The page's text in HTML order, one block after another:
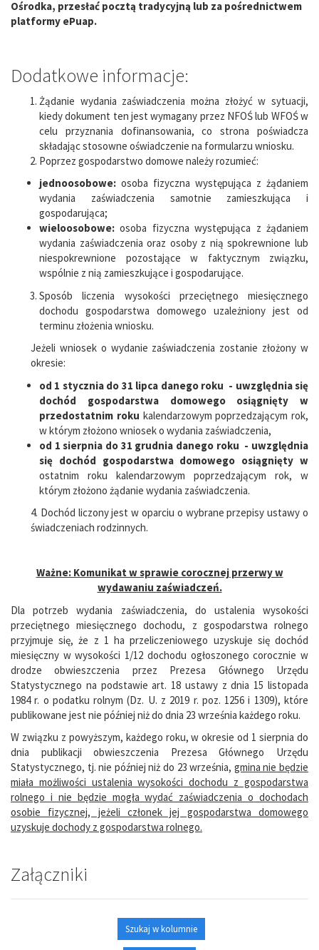
Ośrodka, przesłać pocztą tradycyjną lub za pośrednictwem
platformy ePuap.
Dodatkowe informacje:
Żądanie wydania zaświadczenia można złożyć w sytuacji,
kiedy dokument ten jest wymagany przez NFOŚ lub WFOŚ w
celu przyznania dofinansowania, co strona poświadcza
składając stosowne oświadczenie na formularzu wniosku.
Poprzez gospodarstwo domowe należy rozumieć:
jednoosobowe: osoba fizyczna występująca z żądaniem
wydania zaświadczenia samotnie zamieszkująca i
gospodarująca;
wieloosobowe: osoba fizyczna występująca z żądaniem
wydania zaświadczenia oraz osoby z nią spokrewnione lub
niespokrewnione pozostające w faktycznym związku,
wspólnie z nią zamieszkujące i gospodarujące.
Sposób liczenia wysokości przeciętnego miesięcznego
dochodu gospodarstwa domowego uzależniony jest od
terminu złożenia wniosku.
Jeżeli wniosek o wydanie zaświadczenia zostanie złożony w
okresie:
od 1 stycznia do 31 lipca danego roku - uwzględnia się
dochód gospodarstwa domowego osiągnięty w
przedostatnim roku kalendarzowym poprzedzającym rok,
w którym złożono wniosek o wydania zaświadczenia,
od 1 sierpnia do 31 grudnia danego roku - uwzględnia
się dochód gospodarstwa domowego osiągnięty w
ostatnim roku kalendarzowym poprzedzającym rok, w
którym złożono żądanie wydania zaświadczenia.
4. Dochód liczony jest w oparciu o wybrane przepisy ustawy o
świadczeniach rodzinnych.
Ważne: Komunikat w sprawie corocznej przerwy w
wydawaniu zaświadczeń.
Dla potrzeb wydania zaświadczenia, do ustalenia wysokości
przeciętnego miesięcznego dochodu, z gospodarstwa rolnego
przyjmuje się, że z 1 ha przeliczeniowego uzyskuje się dochód
miesięczny w wysokości 1/12 dochodu ogłoszonego corocznie w
drodze obwieszczenia przez Prezesa Głównego Urzędu
Statystycznego na podstawie art. 18 ustawy z dnia 15 listopada
1984 r. o podatku rolnym (Dz. U. z 2019 r. poz. 1256 i 1309), które
publikowane jest nie później niż do dnia 23 września każdego roku.
W związku z powyższym, każdego roku, w okresie od 1 sierpnia do
dnia publikacji obwieszczenia Prezesa Głównego Urzędu
Statystycznego, tj. nie później niż do 23 września, gmina nie będzie
miała możliwości ustalenia wysokości dochodu z gospodarstwa
rolnego i nie będzie mogła wydać zaświadczenia o dochodach
osobie fizycznej, jeżeli członek jej gospodarstwa domowego
uzyskuje dochody z gospodarstwa rolnego.
Załączniki
Szukaj w kolumnie